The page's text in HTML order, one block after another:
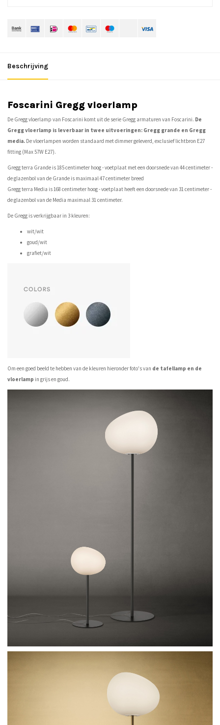
Beschrijving
Foscarini Gregg vloerlamp
De Gregg vloerlamp van Foscarini komt uit de serie Gregg armaturen van Foscarini. De
Gregg vloerlamp is leverbaar in twee uitvoeringen: Gregg grande en Gregg
media. De vloerlampen worden standaard met dimmer geleverd, exclusief lichtbron E27
fitting (Max 57W E27).
Gregg terra Grande is 185 centimeter hoog - voetplaat met een doorsnede van 44 centimeter -
de glazenbol van de Grande is maximaal 47 centimeter breed
Gregg terra Media is 168 centimeter hoog - voetplaat heeft een doorsnede van 31 centimeter -
de glazenbol van de Media maximaal 31 centimeter.
De Gregg is verkrijgbaar in 3 kleuren:
wit/wit
goud/wit
grafiet/wit
Om een goed beeld te hebben van de kleuren hieronder foto's van de tafellamp en de
vloerlamp in grijs en goud.